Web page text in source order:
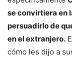
se convirtiera en
persuadirlo de
en el extranjero.
cómo les dijo a